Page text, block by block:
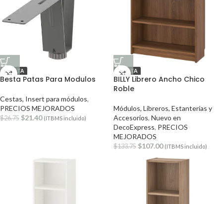
OFERTA
Besta Patas Para Modulos
Cestas, Insert para módulos,
PRECIOS MEJORADOS
$26.75 $21.40 (ITBMS incluido)
OFERTA
BILLY Librero Ancho Chico
Roble
Módulos, Libreros, Estanterías y
Accesorios, Nuevo en
DecoExpress, PRECIOS
MEJORADOS
$133.75 $107.00 (ITBMS incluido)